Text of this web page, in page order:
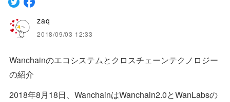
zaq
2018/09/03 12:33
Wanchainのエコシステムとクロスチェーンテクノロジー
の紹介
2018年8月18日、WanchainはWanchain2.0とWanLabsの